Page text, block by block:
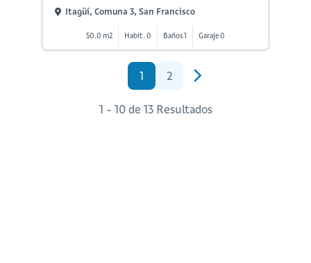
Itagüí, Comuna 3, San Francisco
50.0 m2 Habit. 0 Baños 1 Garaje 0
1 2
1 - 10 de 13 Resultados